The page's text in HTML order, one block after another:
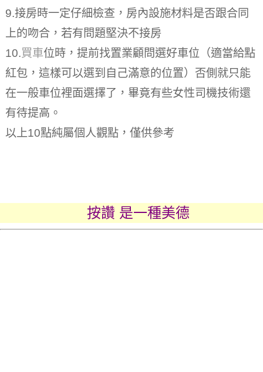
9.接房時一定仔細檢查，房內設施材料是否跟合同
上的吻合，若有問題堅決不接房
10.買車位時，提前找置業顧問選好車位（適當給點
紅包，這樣可以選到自己滿意的位置）否側就只能
在一般車位裡面選擇了，畢竟有些女性司機技術還
有待提高。
以上10點純屬個人觀點，僅供參考
按讚 是一種美德